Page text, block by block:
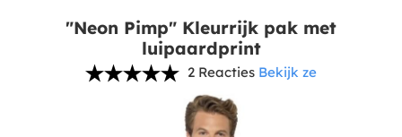
"Neon Pimp" Kleurrijk pak met
luipaardprint
2 Reacties Bekijk ze